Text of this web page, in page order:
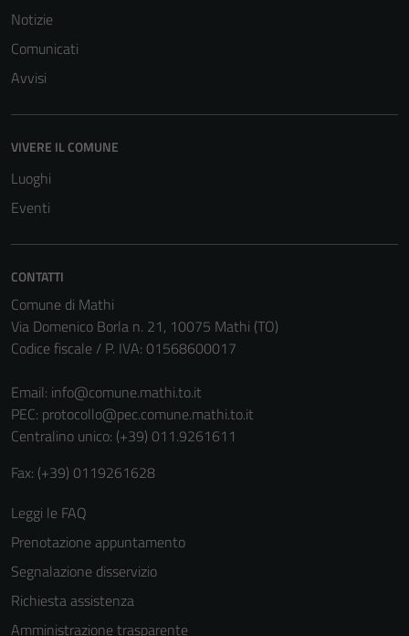
Notizie
Comunicati
Avvisi
VIVERE IL COMUNE
Luoghi
Eventi
CONTATTI
Comune di Mathi
Via Domenico Borla n. 21, 10075 Mathi (TO)
Codice fiscale / P. IVA: 01568600017
Email: info@comune.mathi.to.it
PEC: protocollo@pec.comune.mathi.to.it
Centralino unico: (+39) 011.9261611
Fax: (+39) 0119261628
Leggi le FAQ
Prenotazione appuntamento
Segnalazione disservizio
Richiesta assistenza
Amministrazione trasparente